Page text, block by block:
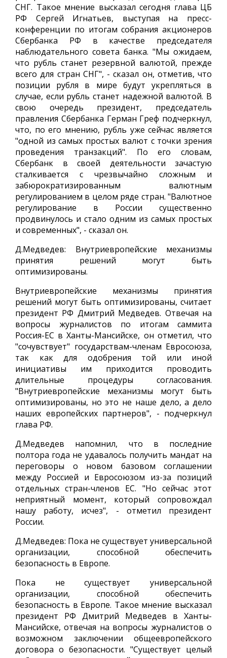
СНГ. Такое мнение высказал сегодня глава ЦБ
РФ Сергей Игнатьев, выступая на пресс-
конференции по итогам собрания акционеров
Сбербанка РФ в качестве председателя
наблюдательного совета банка. "Мы ожидаем,
что рубль станет резервной валютой, прежде
всего для стран СНГ", - сказал он, отметив, что
позиции рубля в мире будут укрепляться в
случае, если рубль станет надежной валютой. В
свою очередь президент, председатель
правления Сбербанка Герман Греф подчеркнул,
что, по его мнению, рубль уже сейчас является
"одной из самых простых валют с точки зрения
проведения транзакций". По его словам,
Сбербанк в своей деятельности зачастую
сталкивается с чрезвычайно сложным и
забюрократизированным валютным
регулированием в целом ряде стран. "Валютное
регулирование в России существенно
продвинулось и стало одним из самых простых
и современных", - сказал он.
Д.Медведев: Внутриевропейские механизмы
принятия решений могут быть
оптимизированы.
Внутриевропейские механизмы принятия
решений могут быть оптимизированы, считает
президент РФ Дмитрий Медведев. Отвечая на
вопросы журналистов по итогам саммита
Россия-ЕС в Ханты-Мансийске, он отметил, что
"сочувствует" государствам-членам Евросоюза,
так как для одобрения той или иной
инициативы им приходится проводить
длительные процедуры согласования.
"Внутриевропейские механизмы могут быть
оптимизированы, но это не наше дело, а дело
наших европейских партнеров", - подчеркнул
глава РФ.
Д.Медведев напомнил, что в последние
полтора года не удавалось получить мандат на
переговоры о новом базовом соглашении
между Россией и Евросоюзом из-за позиций
отдельных стран-членов ЕС. "Но сейчас этот
неприятный момент, который сопровождал
нашу работу, исчез", - отметил президент
России.
Д.Медведев: Пока не существует универсальной
организации, способной обеспечить
безопасность в Европе.
Пока не существует универсальной
организации, способной обеспечить
безопасность в Европе. Такое мнение высказал
президент РФ Дмитрий Медведев в Ханты-
Мансийске, отвечая на вопросы журналистов о
возможном заключении общеевропейского
договора о безопасности. "Существует целый